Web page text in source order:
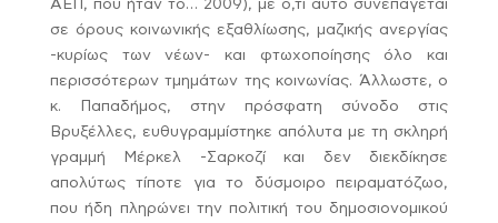
ΑΕΠ, που ήταν το… 2009), με ό,τι αυτό συνεπάγεται
σε όρους κοινωνικής εξαθλίωσης, μαζικής ανεργίας
-κυρίως των νέων- και φτωχοποίησης όλο και
περισσότερων τμημάτων της κοινωνίας. Άλλωστε, ο
κ. Παπαδήμος, στην πρόσφατη σύνοδο στις
Βρυξέλλες, ευθυγραμμίστηκε απόλυτα με τη σκληρή
γραμμή Μέρκελ -Σαρκοζί και δεν διεκδίκησε
απολύτως τίποτε για το δύσμοιρο πειραματόζωο,
που ήδη πληρώνει την πολιτική του δημοσιονομικού